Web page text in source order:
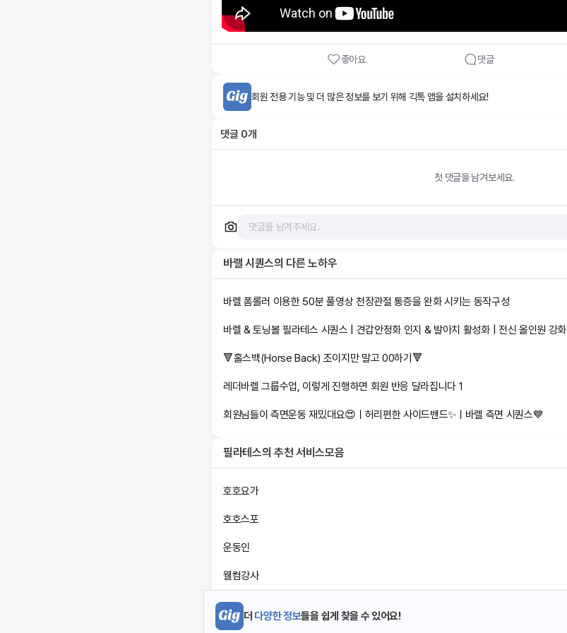
더 다양한 정보들을 쉽게 찾을 수 있어요!
좋아요 댓글
회원 전용 기능 및 더 많은 정보를 보기 위해 긱톡 앱을 설치하세요!
댓글 0개
첫 댓글을 남겨보세요.
바랠 시퀀스의 다른 노하우
바렐 폼롤러 이용한 50분 풀영상 천장관절 통증을 완화 시키는 동작구성
바렐 & 토닝볼 필라테스 시퀀스 | 견갑안정화 인지 & 발아치 활성화 | 전신 올인원 강화
🔻홀스백(Horse Back) 조이지만 말고 00하기🔻
레더바렐 그룹수업, 이렇게 진행하면 회원 반응 달라집니다 1
회원님들이 측면운동 재밌대요😍ㅣ허리편한 사이드밴드✨ㅣ바렐 측면 시퀀스💙
필라테스의 추천 서비스모음
호호요가
호호스포
운동인
웰컴강사
스포드림